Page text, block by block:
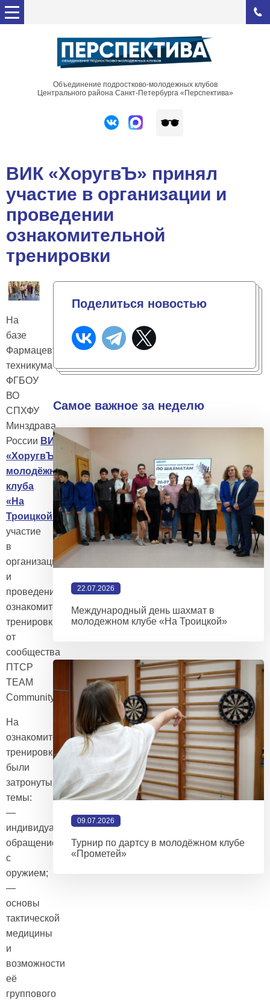
Объединение подростково-молодежных клубов
Центрального района Санкт-Петербурга «Перспектива»
ВИК «ХоругвЪ» принял
участие в организации и
проведении
ознакомительной
тренировки
На
базе
Фармацевтического
техникума
ФГБОУ
ВО
СПХФУ
Минздрава
России ВИК
«ХоругвЪ»
подростково-
молодёжного
клуба
«На
Троицкой» принял
участие
в
организации
и
проведении
ознакомительной
тренировки
от
сообщества
ПТСР
TEAM
Community
На
ознакомительной
тренировке
были
затронуты следующие
темы:
—
индивидуальное
обращение
с
оружием;
—
основы
тактической
медицины
и
возможности
её
группового
Поделиться новостью
Самое важное за неделю
22.07.2026
Международный день шахмат в
молодежном клубе «На Троицкой»
09.07.2026
Турнир по дартсу в молодёжном клубе
«Прометей»